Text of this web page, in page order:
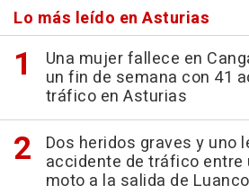
Lo más leído en Asturias
Una mujer fallece en
un fin de semana con 41
tráfico en Asturias
Dos heridos graves y uno
accidente de tráfico entre
moto a la salida de